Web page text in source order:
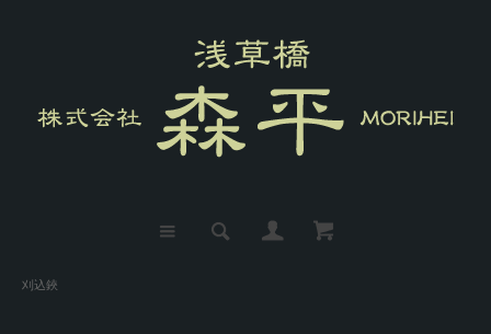
刈込鋏